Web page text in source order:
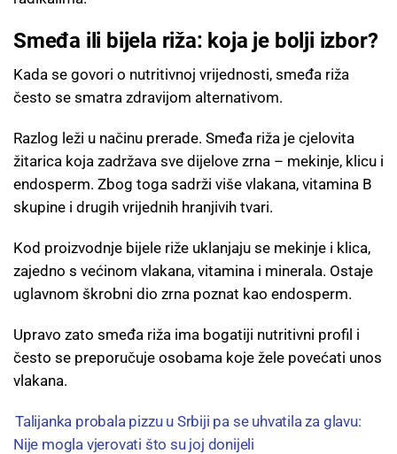
Smeđa ili bijela riža: koja je bolji izbor?
Kada se govori o nutritivnoj vrijednosti, smeđa riža
često se smatra zdravijom alternativom.
Razlog leži u načinu prerade. Smeđa riža je cjelovita
žitarica koja zadržava sve dijelove zrna – mekinje, klicu i
endosperm. Zbog toga sadrži više vlakana, vitamina B
skupine i drugih vrijednih hranjivih tvari.
Kod proizvodnje bijele riže uklanjaju se mekinje i klica,
zajedno s većinom vlakana, vitamina i minerala. Ostaje
uglavnom škrobni dio zrna poznat kao endosperm.
Upravo zato smeđa riža ima bogatiji nutritivni profil i
često se preporučuje osobama koje žele povećati unos
vlakana.
Talijanka probala pizzu u Srbiji pa se uhvatila za glavu:
Nije mogla vjerovati što su joj donijeli